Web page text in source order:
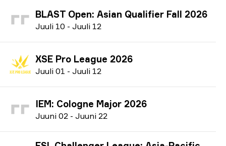
BLAST Open: Asian Qualifier Fall 2026
Juuli 10 - Juuli 12
XSE Pro League 2026
Juuli 01 - Juuli 12
IEM: Cologne Major 2026
Juuni 02 - Juuni 22